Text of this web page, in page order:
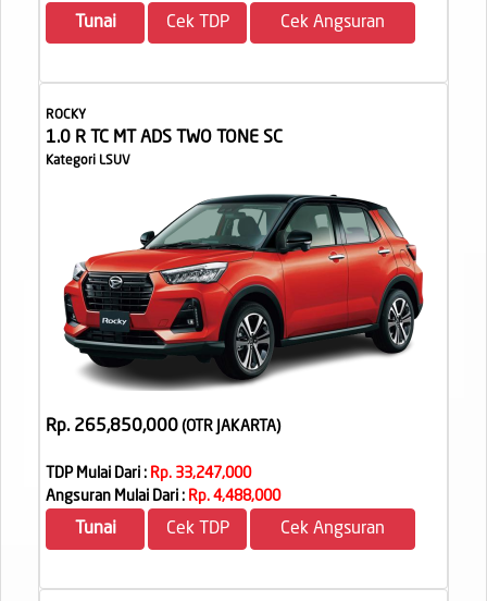
Tunai Cek TDP Cek Angsuran
ROCKY
1.0 R TC MT ADS TWO TONE SC
Kategori LSUV
Rp. 265,850,000 (OTR JAKARTA)
TDP Mulai Dari : Rp. 33,247,000
Angsuran Mulai Dari : Rp. 4,488,000
Tunai Cek TDP Cek Angsuran